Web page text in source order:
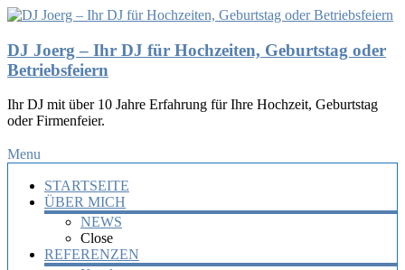
DJ Joerg – Ihr DJ für Hochzeiten, Geburtstag oder
Betriebsfeiern
Ihr DJ mit über 10 Jahre Erfahrung für Ihre Hochzeit, Geburtstag
oder Firmenfeier.
Menu
STARTSEITE
ÜBER MICH
NEWS
Close
REFERENZEN